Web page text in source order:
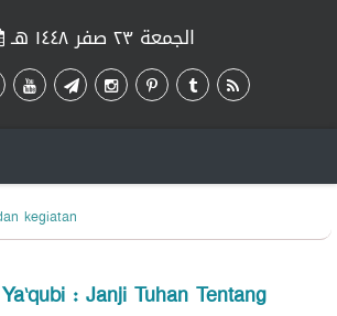
الجمعة ٢٣ صفر ١٤٤٨ هـ
kegiatan
: Janji Tuhan Tentang